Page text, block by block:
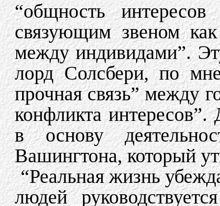
“общность
связующим звеном
между индивидами”.
лорд Солсбери, по
прочная связь” между
конфликта
в основу
Вашингтона, который
“Реальная жизнь
людей